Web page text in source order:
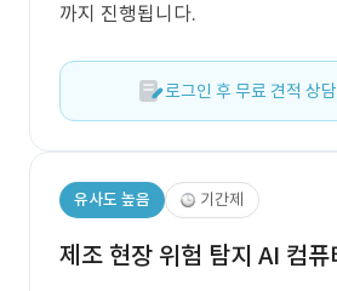
까지 진행됩니다.
로그인 후 무료 견적 상
유사도 높음 기간제
제조 현장 위험 탐지 AI 컴